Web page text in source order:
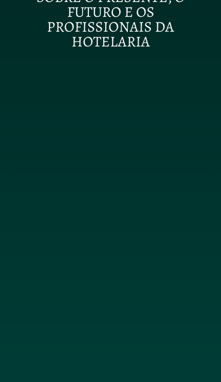
FUTURO E OS
PROFISSIONAIS DA
HOTELARIA